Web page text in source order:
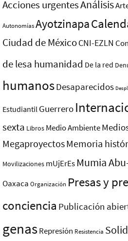
Acciones urgentesAnálisis
AutonomíasAyotzinapa
Ciudad de MéxicoCNI-EZLN
de lesa humanidad De la red
humanosDesaparecidos
Estudiantil Guerrero
sexta Libros Medio Ambiente
MegaproyectosMemoria
Movilizaciones mUjErEs Mumia
Oaxaca Organización Presas y
conciencia Publicación
genasRepresión Resistencia